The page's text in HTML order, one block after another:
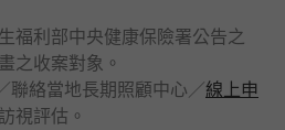
福利部中央健康保險署公告之
之收案對象。
聯絡當地長期照顧中心／線上申
視評估。